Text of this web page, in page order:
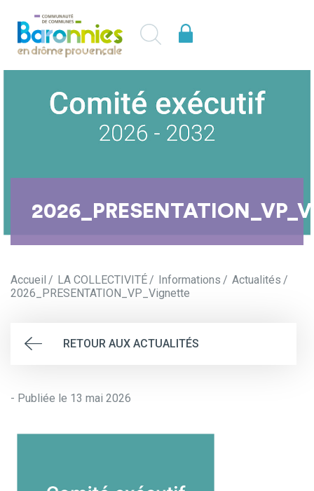
Accueil LA COLLECTIVITÉ Informations
Actualités
2026_PRESENTATION_VP_Vignette
RETOUR AUX ACTUALITÉS
- Publiée le 13 mai 2026